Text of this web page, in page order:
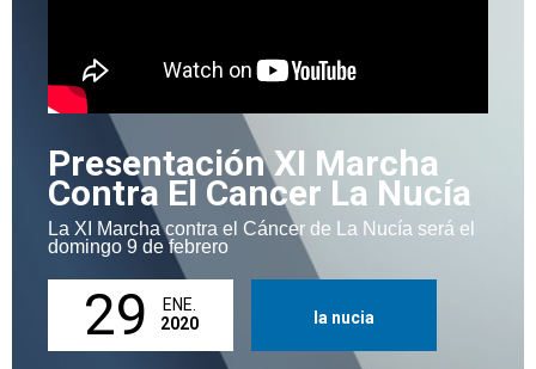
Presentación XI Marcha
Contra El Cancer La Nucía
La XI Marcha contra el Cáncer de La Nucía será el
domingo 9 de febrero
29
ENE.
2020
la nucia